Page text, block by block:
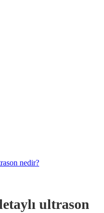
ultrason